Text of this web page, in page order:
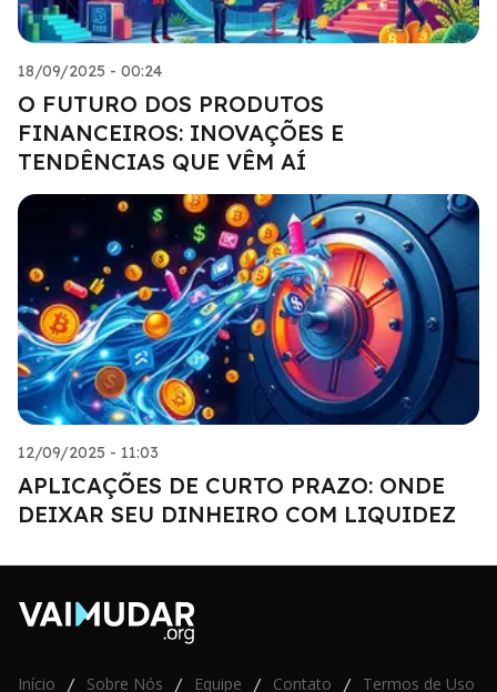
18/09/2025 - 00:24
O FUTURO DOS PRODUTOS
FINANCEIROS: INOVAÇÕES E
TENDÊNCIAS QUE VÊM AÍ
12/09/2025 - 11:03
APLICAÇÕES DE CURTO PRAZO: ONDE
DEIXAR SEU DINHEIRO COM LIQUIDEZ
Início / Sobre Nós / Equipe / Contato / Termos de Uso